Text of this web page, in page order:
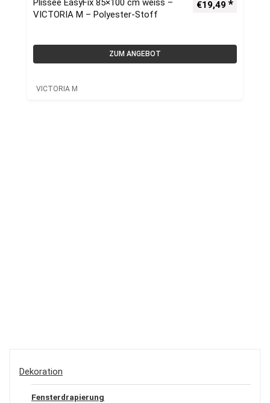
Plissee EasyFix 85×100 cm weiss –
VICTORIA M – Polyester-Stoff
€19,49
ZUM ANGEBOT
VICTORIA M
Dekoration
Fensterdrapierung